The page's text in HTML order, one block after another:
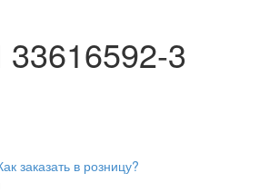
3
заказать в розницу?